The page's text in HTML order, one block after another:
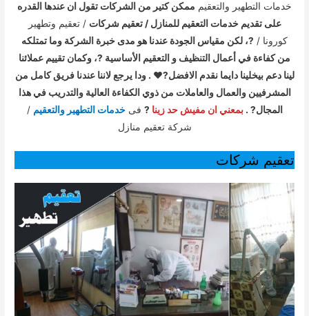
خدمات التطهير والتعقيم ممكن كتير من الشركات تقول ان عندها القدره
على تقديم خدمات التعقيم للمنازل / تعقيم شركات / تعقيم وتطهير
كورونا / ?، لكن مقياس الجودة عندنا هو مدى خبرة الشركة وما تمتلكه
من كفاءة في أعمال التنظيف و التعقيم الأساسية ?، وكمان تقييم عملائنا
لينا دعم بيخلينا دايما نقدم الافضل?❤ . ودا يرجع لاننا عندنا فريق كامل من
المشرفيين والعمال والعاملات من ذوي الكفاءة العالية والتدريب في هذا
المجال? . بمعني ان مفيش حد زينا ? فىخدمات التطهير والتعقيم /
شركة تعقيم منازل
تعقيم شركات